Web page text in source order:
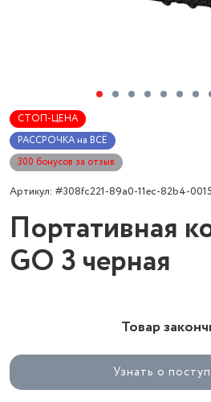
СТОП-ЦЕНА
РАССРОЧКА на ВСЁ
300 бонусов за отзыв
Артикул: #308fc221-89a0-11ec-82b4-
Портативная
GO 3 черная
Товар
Узнать о